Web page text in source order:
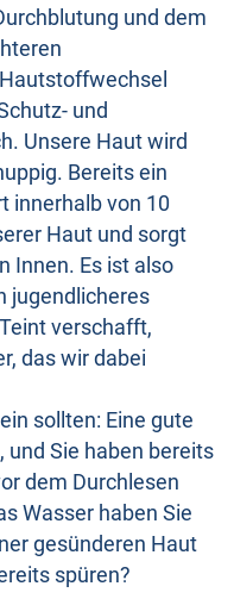
und dem
und
Unsere Haut wird
Bereits ein
innerhalb von 10
Haut und sorgt
Innen. Es ist also
jugendlicheres
verschafft,
das wir dabei
sollten: Eine gute
und Sie haben bereits
dem Durchlesen
Wasser haben Sie
gesünderen Haut
spüren?